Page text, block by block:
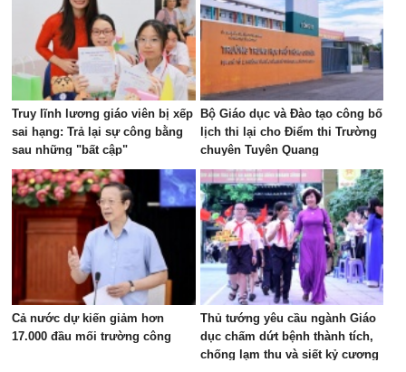
Truy lĩnh lương giáo viên bị xếp
sai hạng: Trả lại sự công bằng
sau những "bất cập"
Bộ Giáo dục và Đào tạo công bố
lịch thi lại cho Điểm thi Trường
chuyên Tuyên Quang
Cả nước dự kiến giảm hơn
17.000 đầu mối trường công
Thủ tướng yêu cầu ngành Giáo
dục chấm dứt bệnh thành tích,
chống lạm thu và siết kỷ cương